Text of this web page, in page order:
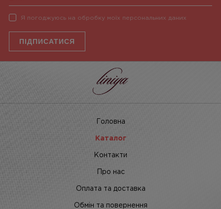
Я погоджуюсь на обробку моїх персональних даних
ПІДПИСАТИСЯ
Головна
Каталог
Контакти
Про нас
Оплата та доставка
Обмін та повернення